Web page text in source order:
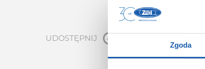
Zgoda
UDOSTĘPNIJ